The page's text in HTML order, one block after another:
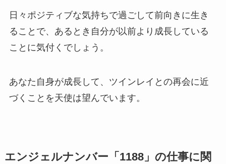
日々ポジティブな気持ちで過ごして前向きに生き
ることで、あるとき自分が以前より成長している
ことに気付くでしょう。
あなた自身が成長して、ツインレイとの再会に近
づくことを天使は望んでいます。
エンジェルナンバー「1188」の仕事に関